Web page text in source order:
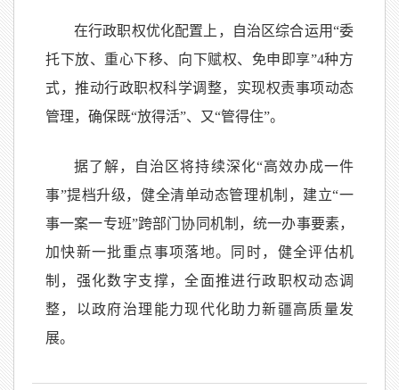
在行政职权优化配置上，自治区综合运用“委
托下放、重心下移、向下赋权、免申即享”4种方
式，推动行政职权科学调整，实现权责事项动态
管理，确保既“放得活”、又“管得住”。
据了解，自治区将持续深化“高效办成一件
事”提档升级，健全清单动态管理机制，建立“一
事一案一专班”跨部门协同机制，统一办事要素，
加快新一批重点事项落地。同时，健全评估机
制，强化数字支撑，全面推进行政职权动态调
整，以政府治理能力现代化助力新疆高质量发
展。